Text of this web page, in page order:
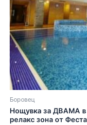
Боровец
Нощувка за ДВАМА в
релакс зона от